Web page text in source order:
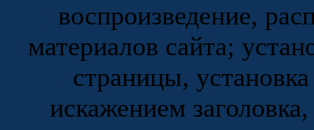
воспроизведение,
материалов сайта;
страницы,
искажением